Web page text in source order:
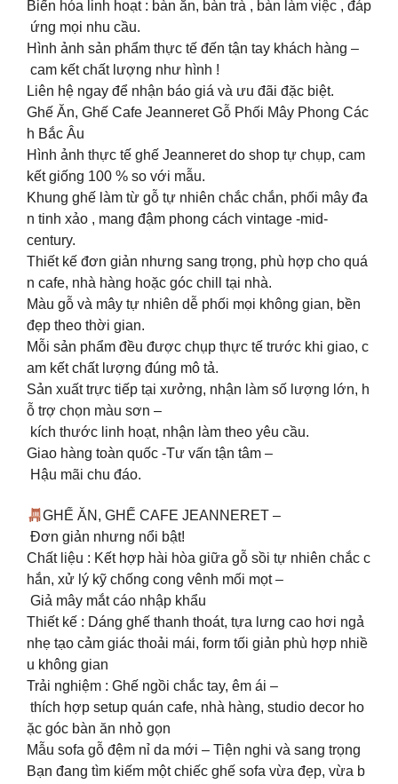
Biến hóa linh hoạt : bàn ăn, bàn trà , bàn làm việc , đáp
ứng mọi nhu cầu.
Hình ảnh sản phẩm thực tế đến tận tay khách hàng –
cam kết chất lượng như hình !
Liên hệ ngay để nhận báo giá và ưu đãi đặc biệt.
Ghế Ăn, Ghế Cafe Jeanneret Gỗ Phối Mây Phong Các
h Bắc Âu
Hình ảnh thực tế ghế Jeanneret do shop tự chụp, cam
kết giống 100 % so với mẫu.
Khung ghế làm từ gỗ tự nhiên chắc chắn, phối mây đa
n tinh xảo , mang đậm phong cách vintage -mid-
century.
Thiết kế đơn giản nhưng sang trọng, phù hợp cho quá
n cafe, nhà hàng hoặc góc chill tại nhà.
Màu gỗ và mây tự nhiên dễ phối mọi không gian, bền
đẹp theo thời gian.
Mỗi sản phẩm đều được chụp thực tế trước khi giao, c
am kết chất lượng đúng mô tả.
Sản xuất trực tiếp tại xưởng, nhận làm số lượng lớn, h
ỗ trợ chọn màu sơn –
kích thước linh hoạt, nhận làm theo yêu cầu.
Giao hàng toàn quốc -Tư vấn tận tâm –
Hậu mãi chu đáo.
GHẾ ĂN, GHẾ CAFE JEANNERET –
Đơn giản nhưng nổi bật!
Chất liệu : Kết hợp hài hòa giữa gỗ sồi tự nhiên chắc c
hắn, xử lý kỹ chống cong vênh mối mọt –
Giả mây mắt cáo nhập khẩu
Thiết kế : Dáng ghế thanh thoát, tựa lưng cao hơi ngả
nhẹ tạo cảm giác thoải mái, form tối giản phù hợp nhiề
u không gian
Trải nghiệm : Ghế ngồi chắc tay, êm ái –
thích hợp setup quán cafe, nhà hàng, studio decor ho
ặc góc bàn ăn nhỏ gọn
Mẫu sofa gỗ đệm nỉ da mới – Tiện nghi và sang trọng
Bạn đang tìm kiếm một chiếc ghế sofa vừa đẹp, vừa b